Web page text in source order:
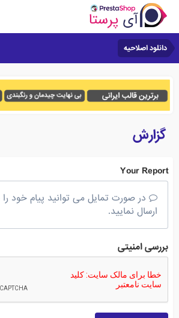
دانلود اصلاحیه
گزارش
Your Report
در صورت تمایل می توانید پیام خود را
ارسال نمایید.
بررسی امنیتی